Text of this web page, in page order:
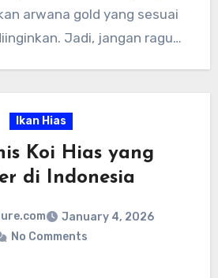
arwana gold yang sesuai
Jadi, jangan ragu
Semoga informasi ini
Anda para pecinta arwana
gold!
Ikan Hias
Koi Hias yang
di Indonesia
January 4, 2026
No Comments